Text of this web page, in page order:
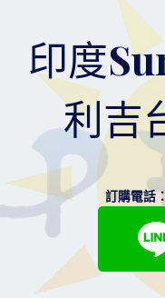
印度
利吉
訂購電話：